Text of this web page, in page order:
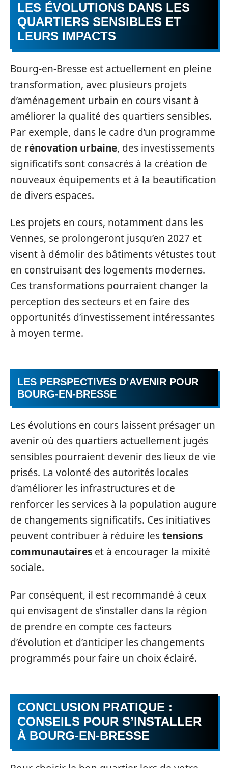
LES ÉVOLUTIONS DANS LES
QUARTIERS SENSIBLES ET
LEURS IMPACTS
Bourg-en-Bresse est actuellement en pleine
transformation, avec plusieurs projets
d’aménagement urbain en cours visant à
améliorer la qualité des quartiers sensibles.
Par exemple, dans le cadre d’un programme
de rénovation urbaine, des investissements
significatifs sont consacrés à la création de
nouveaux équipements et à la beautification
de divers espaces.
Les projets en cours, notamment dans les
Vennes, se prolongeront jusqu’en 2027 et
visent à démolir des bâtiments vétustes tout
en construisant des logements modernes.
Ces transformations pourraient changer la
perception des secteurs et en faire des
opportunités d’investissement intéressantes
à moyen terme.
LES PERSPECTIVES D’AVENIR POUR
BOURG-EN-BRESSE
Les évolutions en cours laissent présager un
avenir où des quartiers actuellement jugés
sensibles pourraient devenir des lieux de vie
prisés. La volonté des autorités locales
d’améliorer les infrastructures et de
renforcer les services à la population augure
de changements significatifs. Ces initiatives
peuvent contribuer à réduire lestensions
communautaires et à encourager la mixité
sociale.
Par conséquent, il est recommandé à ceux
qui envisagent de s’installer dans la région
de prendre en compte ces facteurs
d’évolution et d’anticiper les changements
programmés pour faire un choix éclairé.
CONCLUSION PRATIQUE :
CONSEILS POUR S’INSTALLER
À BOURG-EN-BRESSE